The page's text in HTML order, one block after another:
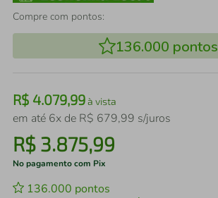
Compre com pontos:
136.000 pontos
R$ 4.079,99à vista
em até 6x de R$ 679,99 s/juros
R$ 3.875,99
No pagamento com Pix
136.000 pontos